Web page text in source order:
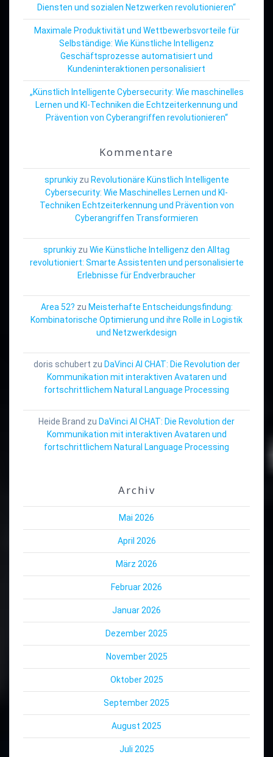
Diensten und sozialen Netzwerken revolutionieren“
Maximale Produktivität und Wettbewerbsvorteile für
Selbständige: Wie Künstliche Intelligenz
Geschäftsprozesse automatisiert und
Kundeninteraktionen personalisiert
„Künstlich Intelligente Cybersecurity: Wie maschinelles
Lernen und KI-Techniken die Echtzeiterkennung und
Prävention von Cyberangriffen revolutionieren“
Kommentare
sprunkiyzu Revolutionäre Künstlich Intelligente
Cybersecurity: Wie Maschinelles Lernen und KI-
Techniken Echtzeiterkennung und Prävention von
Cyberangriffen Transformieren
sprunkiy zu Wie Künstliche Intelligenz den Alltag
revolutioniert: Smarte Assistenten und personalisierte
Erlebnisse für Endverbraucher
Area 52? zu Meisterhafte Entscheidungsfindung:
Kombinatorische Optimierung und ihre Rolle in Logistik
und Netzwerkdesign
doris schubert zu DaVinci AI CHAT: Die Revolution der
Kommunikation mit interaktiven Avataren und
fortschrittlichem Natural Language Processing
Heide Brand zu DaVinci AI CHAT: Die Revolution der
Kommunikation mit interaktiven Avataren und
fortschrittlichem Natural Language Processing
Archiv
Mai 2026
April 2026
März 2026
Februar 2026
Januar 2026
Dezember 2025
November 2025
Oktober 2025
September 2025
August 2025
Juli 2025